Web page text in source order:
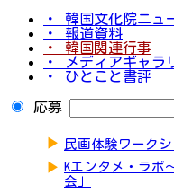
・ 韓国文化院ニュ
・ 報道資料
・ 韓国関連行事
・ メディアギャラ
・ ひとこと書評
応募
▶ 民画体験ワーク
▶ Kエンタメ・ラボ
会」